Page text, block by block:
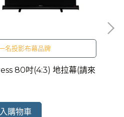
名投影布幕品牌
80吋(4:3) 地拉幕(請來
購物車